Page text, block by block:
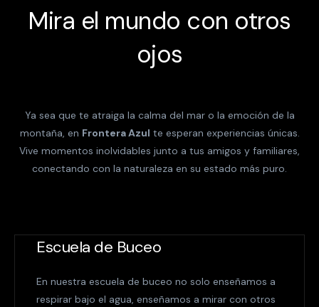
Mira el mundo con otros
ojos
Ya sea que te atraiga la calma del mar o la emoción de la
montaña, en Frontera Azul te esperan experiencias únicas.
Vive momentos inolvidables junto a tus amigos y familiares,
conectando con la naturaleza en su estado más puro.
Escuela de Buceo
En nuestra escuela de buceo no solo enseñamos a
respirar bajo el agua, enseñamos a mirar con otros